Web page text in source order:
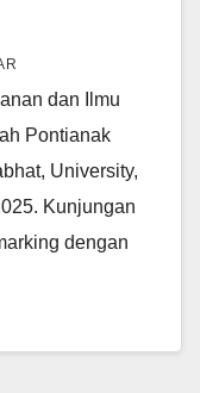
dan Ilmu
Pontianak
University,
Kunjungan
dengan